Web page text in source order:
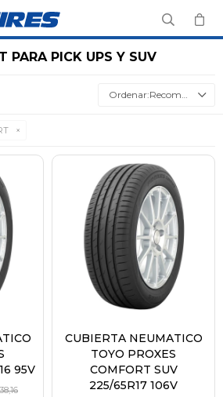
PARA PICK UPS Y SUV
Recomendados
95V
CUBIERTA NEUMATICO
TOYO PROXES
COMFORT SUV
225/65R17 106V